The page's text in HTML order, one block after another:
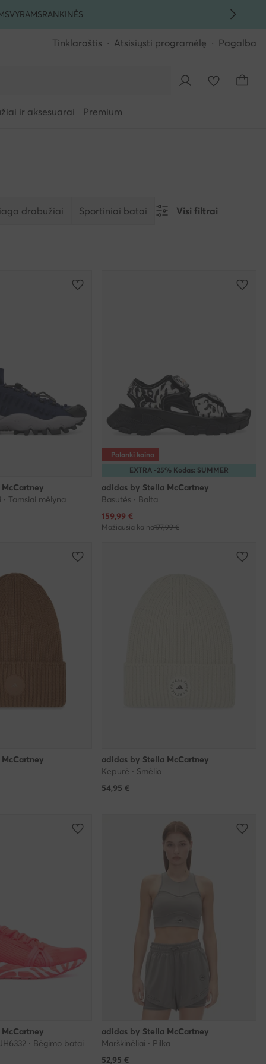
VYRAMSRANKINĖS
Tinklaraštis Atsisiųsti programėlę Pagalba
ir aksesuarai Premium
drabužiai Sportiniai batai Visi filtrai
Tamsiai mėlyna
EXTRA -25% Kodas: SUMMER
Palanki kaina
adidas by Stella McCartney
Basutės · Balta
Dabartinė kaina
159,99 €
Mažiausia kaina177,99 €
adidas by Stella McCartney
Kepurė · Smėlio
54,95 €
· Bėgimo batai
adidas by Stella McCartney
Marškinėliai · Pilka
52,95 €